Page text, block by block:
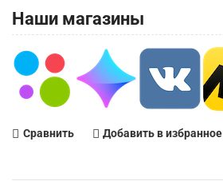
Наши магазины
Сравнить Добавить в избранное